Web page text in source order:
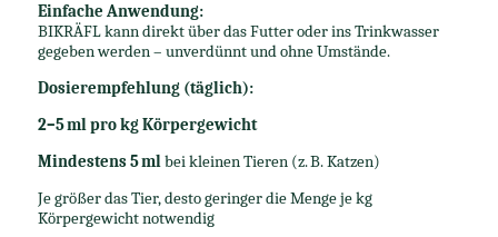
Einfache Anwendung:
BIKRÄFL kann direkt über das Futter oder ins Trinkwasser
gegeben werden – unverdünnt und ohne Umstände.
Dosierempfehlung (täglich):
2–5 ml pro kg Körpergewicht
Mindestens 5 mlbei kleinen Tieren (z. B. Katzen)
Je größer das Tier, desto geringer die Menge je kg
Körpergewicht notwendig